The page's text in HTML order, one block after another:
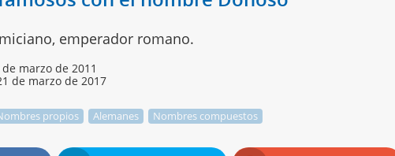
emperador romano.
de marzo de 2011
de marzo de 2017
propios Alemanes Nombres compuestos